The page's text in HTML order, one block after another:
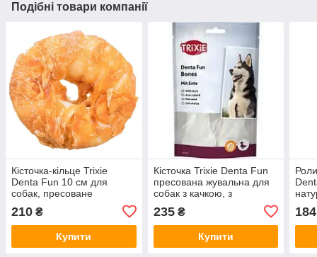
Подібні товари компанії
Кісточка-кільце Trixie
Denta Fun 10 см для
собак, пресоване
шкіри, 110 г, арт. 31328
210 ₴
Купити
Кісточка Trixie Denta Fun
пресована жувальна для
собак з качкою, з
чищення зубів, 12 см, 120
г, 2 шт
235₴
Купити
184